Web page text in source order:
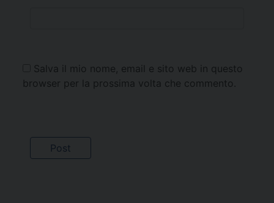
Salva il mio nome, email e sito web in questo
browser per la prossima volta che commento.